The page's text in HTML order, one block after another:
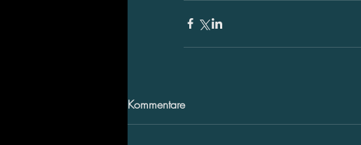
Kommentare